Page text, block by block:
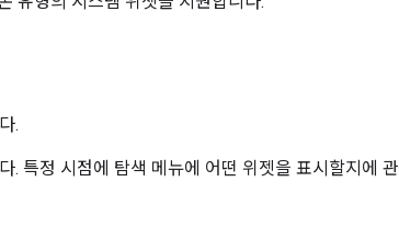
.
. 특정 시점에 탐색 메뉴에 어떤 위젯을 표시할지에 관